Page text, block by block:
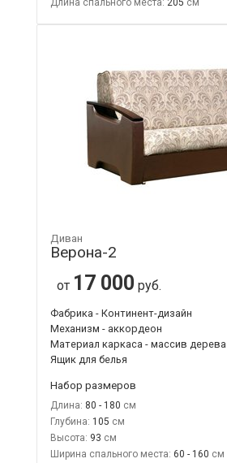
Диван
Верона-2
от 17 000 руб.
Фабрика - Континент-дизайн
Механизм - аккордеон
Материал каркаса - массив дерева
Ящик для белья
Набор размеров
Длина: 80 - 180
Глубина: 105
Высота: 93
Ширина спального места: 60 - 160